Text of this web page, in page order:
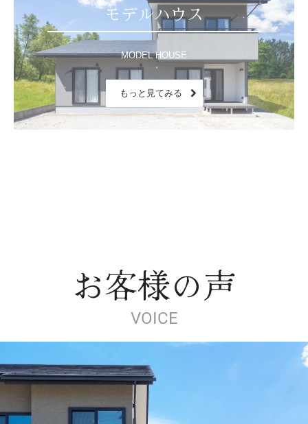
モデルハウス
MODEL HOUSE
もっと見てみる
お客様の声
VOICE